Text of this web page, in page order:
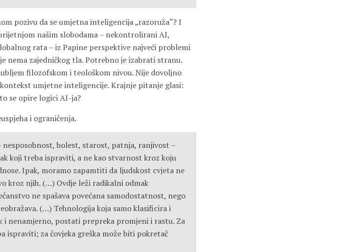
pozivu da se umjetna inteligencija „razoruža“? I
našim slobodama – nekontrolirani AI,
rata – iz Papine perspektive najveći problemi
nema zajedničkog tla. Potrebno je izabrati stranu.
filozofskom i teološkom nivou. Nije dovoljno
umjetne inteligencije. Krajnje pitanje glasi:
se opire logici AI-ja?
i ograničenja.
nesposobnost, bolest, starost, patnja, ranjivost –
koji treba ispraviti, a ne kao stvarnost kroz koju
Ipak, moramo zapamtiti da ljudskost cvjeta ne
kroz njih. (…) Ovdje leži radikalni odmak
ne spašava povećana samodostatnost, nego
(…) Tehnologija koja samo klasificira i
i nenamjerno, postati prepreka promjeni i rastu. Za
ispraviti; za čovjeka greška može biti pokretač